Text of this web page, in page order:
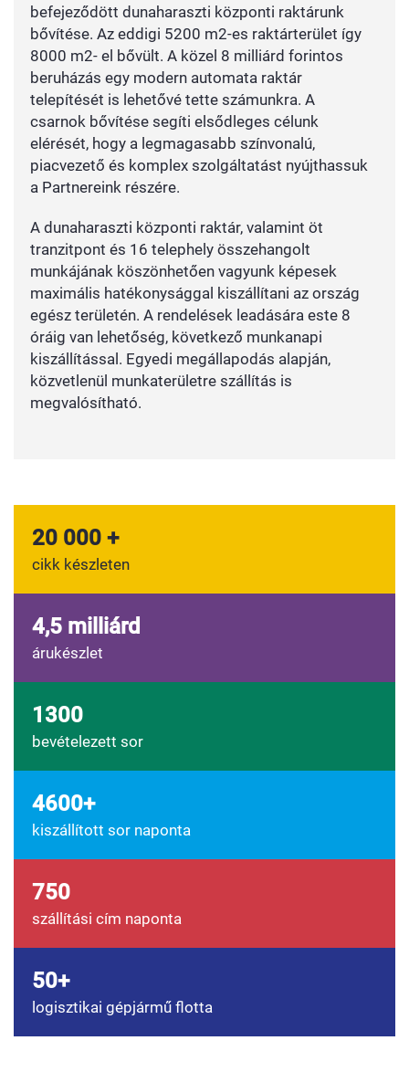
befejeződött dunaharaszti központi raktárunk
bővítése. Az eddigi 5200 m2-es raktárterület így
8000 m2- el bővült. A közel 8 milliárd forintos
beruházás egy modern automata raktár
telepítését is lehetővé tette számunkra. A
csarnok bővítése segíti elsődleges célunk
elérését, hogy a legmagasabb színvonalú,
piacvezető és komplex szolgáltatást nyújthassuk
a Partnereink részére.
A dunaharaszti központi raktár, valamint öt
tranzitpont és 16 telephely összehangolt
munkájának köszönhetően vagyunk képesek
maximális hatékonysággal kiszállítani az ország
egész területén. A rendelések leadására este 8
óráig van lehetőség, következő munkanapi
kiszállítással. Egyedi megállapodás alapján,
közvetlenül munkaterületre szállítás is
megvalósítható.
20 000 +
cikk készleten
4,5 milliárd
árukészlet
1300
bevételezett sor
4600+
kiszállított sor naponta
750
szállítási cím naponta
50+
logisztikai gépjármű flotta